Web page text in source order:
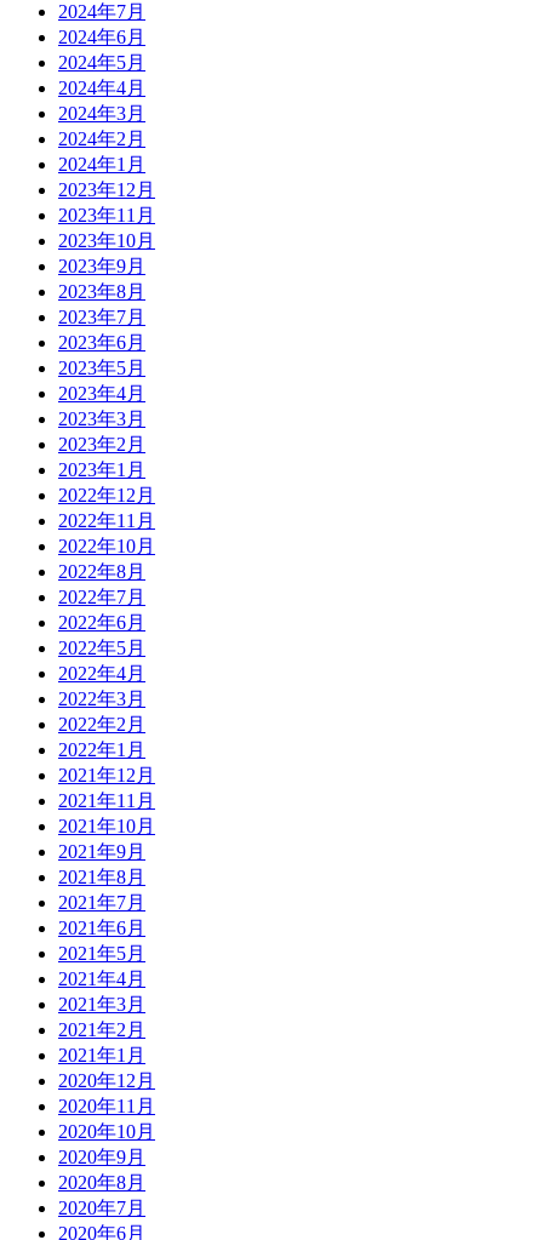
2024年7月
2024年6月
2024年5月
2024年4月
2024年3月
2024年2月
2024年1月
2023年12月
2023年11月
2023年10月
2023年9月
2023年8月
2023年7月
2023年6月
2023年5月
2023年4月
2023年3月
2023年2月
2023年1月
2022年12月
2022年11月
2022年10月
2022年8月
2022年7月
2022年6月
2022年5月
2022年4月
2022年3月
2022年2月
2022年1月
2021年12月
2021年11月
2021年10月
2021年9月
2021年8月
2021年7月
2021年6月
2021年5月
2021年4月
2021年3月
2021年2月
2021年1月
2020年12月
2020年11月
2020年10月
2020年9月
2020年8月
2020年7月
2020年6月